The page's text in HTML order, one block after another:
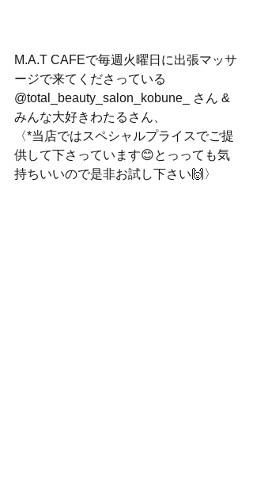
M.A.T CAFEで毎週火曜日に出張マッサ
ージで来てくださっている
@total_beauty_salon_kobune_ さん &
みんな大好きわたるさん、
〈*当店ではスペシャルプライスでご提
供して下さっています😊とっっても気
持ちいいので是非お試し下さい🙌〉